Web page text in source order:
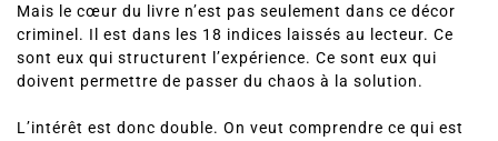
Mais le cœur du livre n’est pas seulement dans ce décor
criminel. Il est dans les 18 indices laissés au lecteur. Ce
sont eux qui structurent l’expérience. Ce sont eux qui
doivent permettre de passer du chaos à la solution.
L’intérêt est donc double. On veut comprendre ce qui est